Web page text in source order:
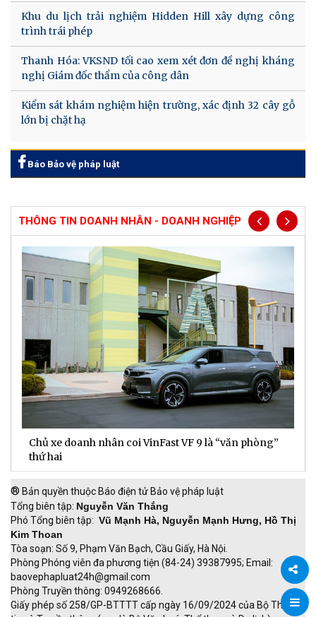
Chia
Khu du lịch trải nghiệm Hidden Hill xây dựng công
trình trái phép
Thanh Hóa: VKSND tối cao xem xét đơn đề nghị kháng
nghị Giám đốc thẩm của công dân
Kiểm sát khám nghiệm hiện trường, xác định 32 cây gỗ
lớn bị chặt hạ
Báo Bảo vệ pháp luật
THÔNG TIN DOANH NHÂN - DOANH NGHIỆP
Chủ xe doanh nhân coi VinFast VF 9 là “văn phòng”
thứ hai
® Bản quyền thuộc Báo điện tử Bảo vệ pháp luật
Tổng biên tập: Nguyễn Văn Thắng
Phó Tổng biên tập: Vũ Mạnh Hà, Nguyễn Mạnh Hưng, Hồ Thị
Kim Thoan
Tòa soạn: Số 9, Phạm Văn Bạch, Cầu Giấy, Hà Nội.
Phòng Phóng viên đa phương tiện (84-24) 39387995; Email:
baovephapluat24h@gmail.com
Phòng Truyền thông: 0949268666.
Giấy phép số 258/GP-BTTTT cấp ngày 16/09/2024 của Bộ Thông